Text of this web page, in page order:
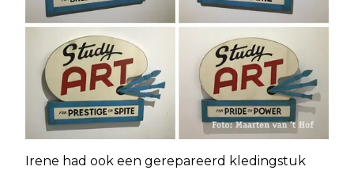
Irene had ook een gerepareerd kledingstuk